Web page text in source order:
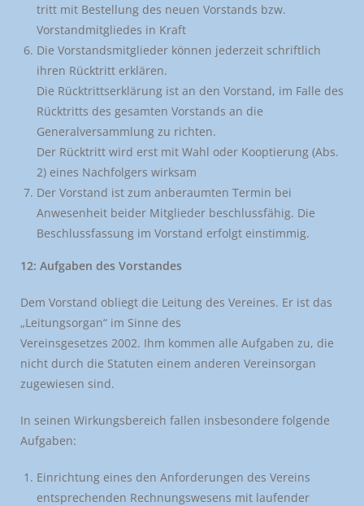
tritt mit Bestellung des neuen Vorstands bzw.
Vorstandmitgliedes in Kraft
Die Vorstandsmitglieder können jederzeit schriftlich
ihren Rücktritt erklären.
Die Rücktrittserklärung ist an den Vorstand, im Falle des
Rücktritts des gesamten Vorstands an die
Generalversammlung zu richten.
Der Rücktritt wird erst mit Wahl oder Kooptierung (Abs.
2) eines Nachfolgers wirksam
Der Vorstand ist zum anberaumten Termin bei
Anwesenheit beider Mitglieder beschlussfähig. Die
Beschlussfassung im Vorstand erfolgt einstimmig.
12: Aufgaben des Vorstandes
Dem Vorstand obliegt die Leitung des Vereines. Er ist das
„Leitungsorgan“ im Sinne des
Vereinsgesetzes 2002. Ihm kommen alle Aufgaben zu, die
nicht durch die Statuten einem anderen Vereinsorgan
zugewiesen sind.
In seinen Wirkungsbereich fallen insbesondere folgende
Aufgaben:
Einrichtung eines den Anforderungen des Vereins
entsprechenden Rechnungswesens mit laufender